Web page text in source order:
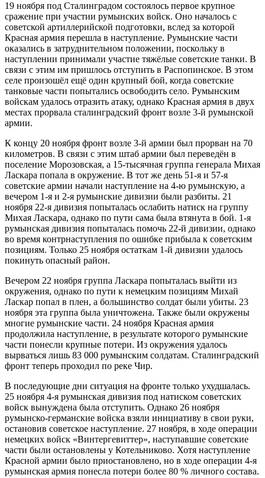
19 ноября под Сталинградом состоялось первое крупное
сражение при участии румынских войск. Оно началось с
советской артиллерийской подготовки, вслед за которой
Красная армия перешла в наступление. Румынские части
оказались в затруднительном положении, поскольку в
наступлении принимали участие тяжёлые советские танки. В
связи с этим им пришлось отступить в Распопинское. В этом
селе произошёл ещё один крупный бой, когда советские
танковые части попытались освободить село. Румынским
войскам удалось отразить атаку, однако Красная армия в двух
местах прорвала сталинградский фронт возле 3-й румынской
армии.
К концу 20 ноября фронт возле 3-й армии был прорван на 70
километров. В связи с этим штаб армии был переведён в
поселение Морозовская, а 15-тысячная группа генерала Михая
Ласкара попала в окружение. В тот же день 51-я и 57-я
советские армии начали наступление на 4-ю румынскую, а
вечером 1-я и 2-я румынские дивизии были разбиты. 21
ноября 22-я дивизия попыталась ослабить натиск на группу
Михая Ласкара, однако по пути сама была втянута в бой. 1-я
румынская дивизия попыталась помочь 22-й дивизии, однако
во время контрнаступления по ошибке прибыла к советским
позициям. Только 25 ноября остаткам 1-й дивизии удалось
покинуть опасный район.
Вечером 22 ноября группа Ласкара попыталась выйти из
окружения, однако по пути к немецким позициям Михай
Ласкар попал в плен, а большинство солдат были убиты. 23
ноября эта группа была уничтожена. Также были окружены
многие румынские части. 24 ноября Красная армия
продолжила наступление, в результате которого румынские
части понесли крупные потери. Из окружения удалось
вырваться лишь 83 000 румынским солдатам. Сталинградский
фронт теперь проходил по реке Чир.
В последующие дни ситуация на фронте только ухудшалась.
25 ноября 4-я румынская дивизия под натиском советских
войск вынуждена была отступить. Однако 26 ноября
румынско-германские войска взяли инициативу в свои руки,
остановив советское наступление. 27 ноября, в ходе операции
немецких войск «Винтергевиттер», наступавшие советские
части были остановлены у Котельниково. Хотя наступление
Красной армии было приостановлено, но в ходе операции 4-я
румынская армия понесла потери более 80 % личного состава.